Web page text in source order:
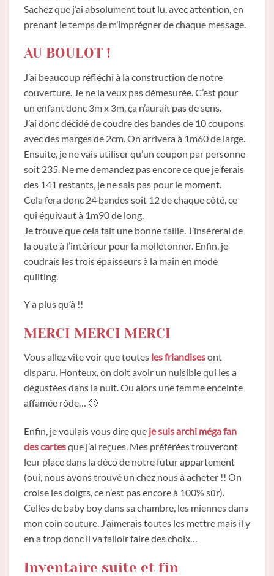
Sachez que j’ai absolument tout lu, avec attention, en
prenant le temps de m’imprégner de chaque message.
AU BOULOT !
J’ai beaucoup réfléchi à la construction de notre
couverture. Je ne la veux pas démesurée. C’est pour
un enfant donc 3m x 3m, ça n’aurait pas de sens.
J’ai donc décidé de coudre des bandes de 10 coupons
avec des marges de 2cm. On arrivera à 1m60 de large.
Ensuite, je ne vais utiliser qu’un coupon par personne
soit 235. Ne me demandez pas encore ce que je ferais
des 141 restants, je ne sais pas pour le moment.
Cela fera donc 24 bandes soit 12 de chaque côté, ce
qui équivaut à 1m90 de long.
Je trouve que cela fait une bonne taille. J’insérerai de
la ouate à l’intérieur pour la molletonner. Enfin, je
coudrais les trois épaisseurs à la main en mode
quilting.
Y a plus qu’à !!
MERCI MERCI MERCI
Vous allez vite voir que toutes les friandisesont
disparu. Honteux, on doit avoir un nuisible qui les a
dégustées dans la nuit. Ou alors une femme enceinte
affamée rôde… 🙂
Enfin, je voulais vous dire que je suis archi méga fan
des cartesque j’ai reçues. Mes préférées trouveront
leur place dans la déco de notre futur appartement
(oui, nous avons trouvé un chez nous à acheter !! On
croise les doigts, ce n’est pas encore à 100% sûr).
Celles de baby boy dans sa chambre, les miennes dans
mon coin couture. J’aimerais toutes les mettre mais il y
en a trop donc il va falloir faire des choix…
Inventaire suite et fin